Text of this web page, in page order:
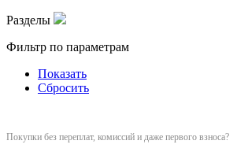
Разделы
Фильтр по параметрам
Показать
Сбросить
Покупки без переплат, комиссий и даже первого взноса?